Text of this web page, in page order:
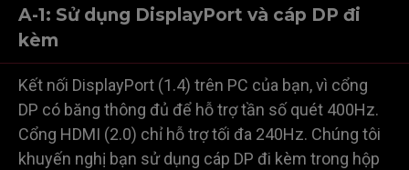
A-1: Sử dụng DisplayPort và cáp DP đi
kèm
Kết nối DisplayPort (1.4) trên PC của bạn, vì cổng
DP có băng thông đủ để hỗ trợ tần số quét 400Hz.
Cổng HDMI (2.0) chỉ hỗ trợ tối đa 240Hz. Chúng tôi
khuyến nghị bạn sử dụng cáp DP đi kèm trong hộp